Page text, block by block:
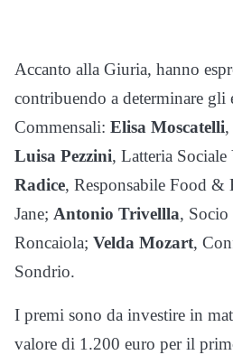
Accanto alla Giuria, hanno
contribuendo a determinare gli
Commensali: Elisa Moscatelli
Luisa Pezzini, Latteria Sociale
Radice, Responsabile Food &
Jane; Antonio Trivellla, Socio
Roncaiola; Velda Mozart,
Sondrio.
I premi sono da investire in
valore di 1.200 euro per il